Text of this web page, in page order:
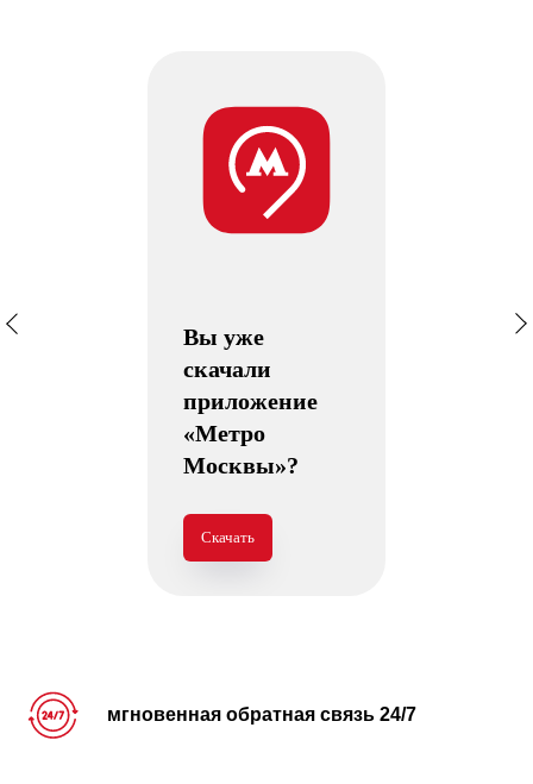
Вы уже
скачали
приложение
«Метро
Москвы»?
Скачать
мгновенная обратная связь 24/7